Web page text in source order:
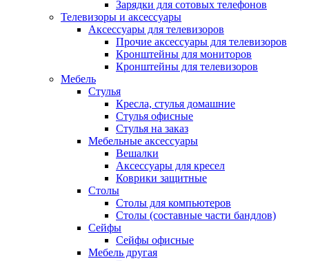
Зарядки для сотовых телефонов
Телевизоры и аксессуары
Аксессуары для телевизоров
Прочие аксессуары для телевизоров
Кронштейны для мониторов
Кронштейны для телевизоров
Мебель
Стулья
Кресла, стулья домашние
Стулья офисные
Стулья на заказ
Мебельные аксессуары
Вешалки
Аксессуары для кресел
Коврики защитные
Столы
Столы для компьютеров
Столы (составные части бандлов)
Сейфы
Сейфы офисные
Мебель другая